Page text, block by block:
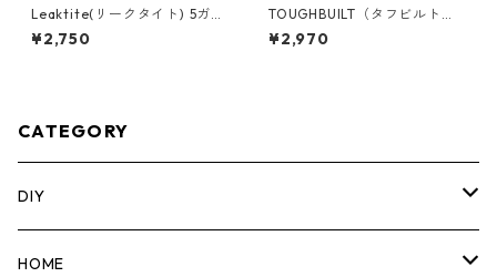
Leaktite(リークタイト) 5ガロ
ンバケツ [Real Tree] 05GLA
PG
¥2,750
TOUGHBUILT（タフビルト）S
TACK TECH(スタックテック)
サイドバー TB-B1-A-30
¥2,970
CATEGORY
DIY
マーカー
HOME